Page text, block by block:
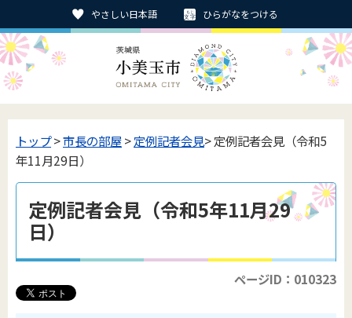
やさしい日本語 ひらがなをつける
トップ>市長の部屋>定例記者会見> 定例記者会見（令和5
年11月29日）
定例記者会見（令和5年11月29
日）
ページID：010323